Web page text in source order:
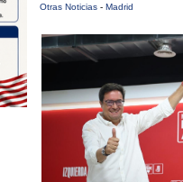
Otras Noticias - Madrid